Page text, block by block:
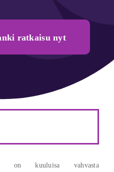
ratkaisu nyt
on kuuluisa vahvasta